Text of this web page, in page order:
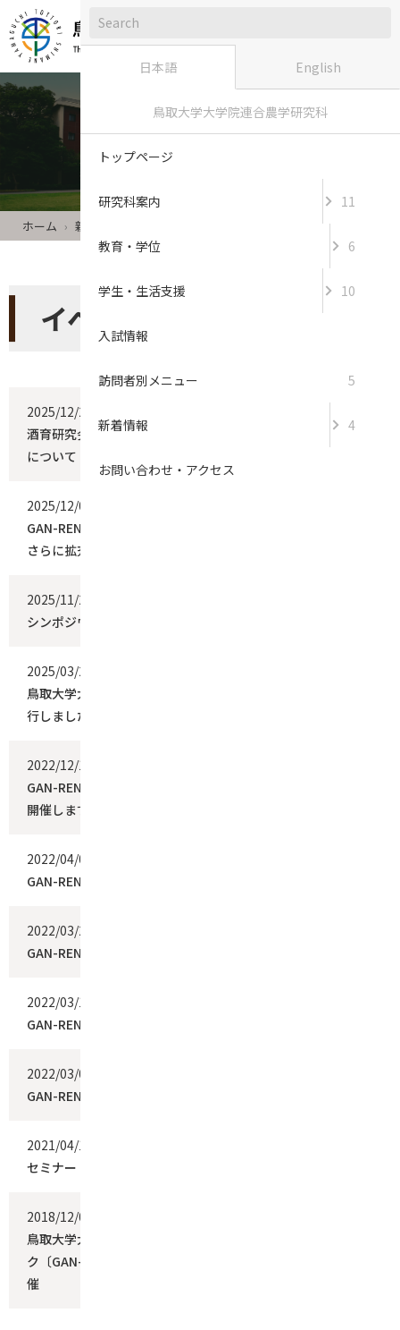
新着情報
ホーム 新着情報
イベント 記事一覧
2025/12/25
酒育研究会第7回集会「山陰地域で育まれる発酵の力」の開催
について
2025/12/09
GAN-RENDAI中南米支部を設立！グローバルネットワークを
さらに拡充
2025/11/26
シンポジウムの開催について
2025/03/25
鳥取大学大学院連合農学研究科 学位記授与式（３月期）を挙
行しました
2022/12/13
GAN-RENDAIインドネシア支部交流集会及び2022年度総会を
開催します
2022/04/07
GAN-RENDAI 2021年度総会を開催しました。
2022/03/22
GAN-RENDAI中国ブランチ交流集会2021を開催しました
2022/03/17
GAN-RENDAI 2021年度総会を開催します
2022/03/09
GAN-RENDAI中国ブランチ交流集会2021を開催します
2021/04/12
セミナー・イベントのお知らせを更新しました
2018/12/06
鳥取大学大学院連合農学研究科グローバル同窓会ネットワー
ク〔GAN-RENDAI〕第2回国際会議・シンポジウムを北京で開
催
日本語 English
鳥取大学大学院連合農学研究科
トップページ
研究科案内 11
教育・学位 6
学生・生活支援 10
入試情報
5
訪問者別メニュー
新着情報 4
お問い合わせ・アクセス